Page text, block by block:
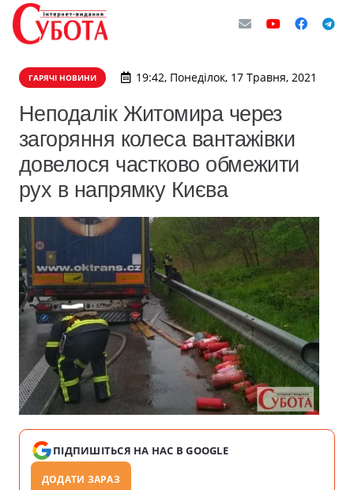
ГАРЯЧІ НОВИНИ 19:42, Понеділок, 17 Травня, 2021
​Неподалік Житомира через
загоряння колеса вантажівки
довелося частково обмежити
рух в напрямку Києва
ПІДПИШІТЬСЯ НА НАС В GOOGLE
ДОДАТИ ЗАРАЗ